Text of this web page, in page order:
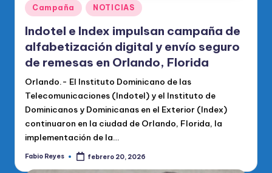
Publicado
en
Campaña NOTICIAS
Indotel e Index impulsan campaña de
alfabetización digital y envío seguro
de remesas en Orlando, Florida
Orlando.- El Instituto Dominicano de las
Telecomunicaciones (Indotel) y el Instituto de
Dominicanos y Dominicanas en el Exterior (Index)
continuaron en la ciudad de Orlando, Florida, la
implementación de la…
Publicado
Fabio Reyes febrero 20, 2026